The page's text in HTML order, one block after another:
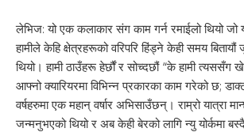
लेभिज: यो एक कलाकार संग काम गर्न रमाईलो थियो जो
हामीले केहि क्षेत्रहरूको वरिपरि हिंड्ने केही समय
थियो। हामी ठाउँहरू हेर्छौं र सोच्दछौं “के हामी
आफ्नो क्यारियरमा विभिन्न प्रकारका काम गरेको छ;
वर्षहरुमा एक महान् वर्षार अभिसाउँछन्। राम्रो यात्रा
जन्मनुभएको थियो र अब केही बेरको लागि न्यु योर्कमा